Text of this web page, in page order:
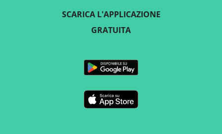
SCARICA L'APPLICAZIONE
GRATUITA